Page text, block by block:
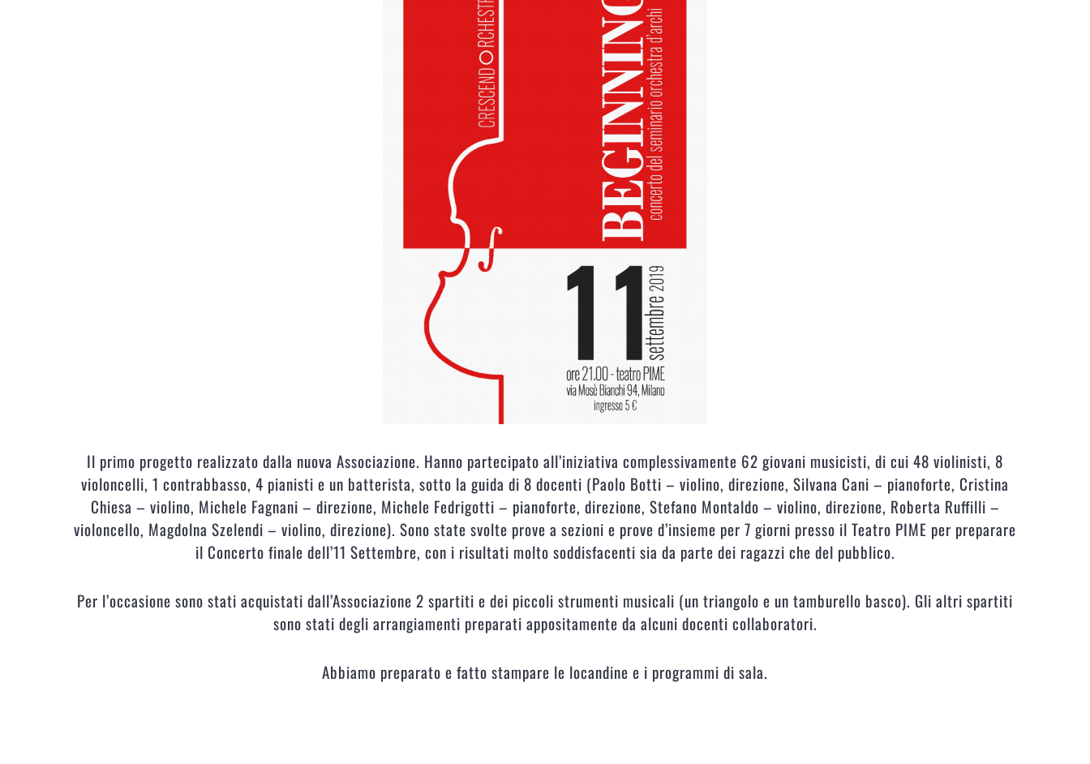
Il primo progetto realizzato dalla nuova Associazione. Hanno partecipato all’iniziativa complessivamente 62 giovani musicisti, di cui 48 violinisti, 8
violoncelli, 1 contrabbasso, 4 pianisti e un batterista, sotto la guida di 8 docenti (Paolo Botti – violino, direzione, Silvana Cani – pianoforte, Cristina
Chiesa – violino, Michele Fagnani – direzione, Michele Fedrigotti – pianoforte, direzione, Stefano Montaldo – violino, direzione, Roberta Ruffilli –
violoncello, Magdolna Szelendi – violino, direzione). Sono state svolte prove a sezioni e prove d’insieme per 7 giorni presso il Teatro PIME per preparare
il Concerto finale dell’11 Settembre, con i risultati molto soddisfacenti sia da parte dei ragazzi che del pubblico.
Per l’occasione sono stati acquistati dall’Associazione 2 spartiti e dei piccoli strumenti musicali (un triangolo e un tamburello basco). Gli altri spartiti
sono stati degli arrangiamenti preparati appositamente da alcuni docenti collaboratori.
Abbiamo preparato e fatto stampare le locandine e i programmi di sala.